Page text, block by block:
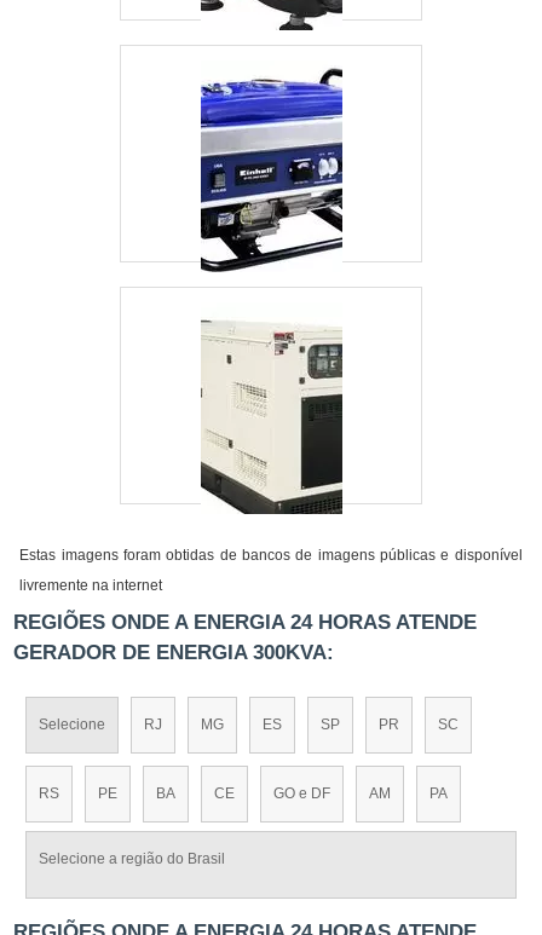
Estas imagens foram obtidas de bancos de imagens públicas e disponível
livremente na internet
REGIÕES ONDE A ENERGIA 24 HORAS ATENDE
GERADOR DE ENERGIA 300KVA:
Selecione RJ MG ES SP PR SC
RS PE BA CE GO e DF AM PA
Selecione a região do Brasil